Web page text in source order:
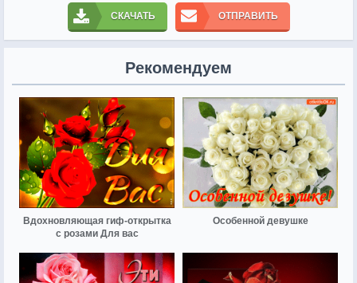
СКАЧАТЬ ОТПРАВИТЬ
Рекомендуем
Вдохновляющая гиф-открытка
с розами Для вас
Особенной девушке